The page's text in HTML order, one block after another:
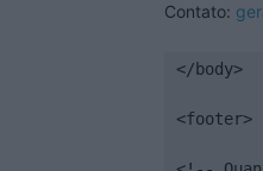
Contato:
</body>
<footer>